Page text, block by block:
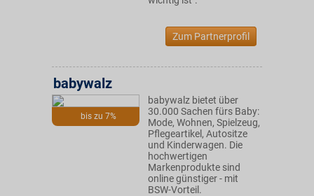
Zum Partnerprofil
bis zu 7%
babywalz
babywalz bietet über
30.000 Sachen fürs Baby:
Mode, Wohnen, Spielzeug,
Pflegeartikel, Autositze
und Kinderwagen. Die
hochwertigen
Markenprodukte sind
online günstiger - mit
BSW-Vorteil.